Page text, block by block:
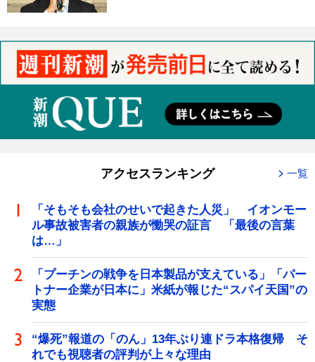
アクセスランキング 一覧
「そもそも会社のせいで起きた人災」 イオンモー
ル事故被害者の親族が慟哭の証言 「最後の言葉
は…」
「プーチンの戦争を日本製品が支えている」「パー
トナー企業が日本に」米紙が報じた“スパイ天国”の
実態
“爆死”報道の「のん」13年ぶり連ドラ本格復帰 そ
れでも視聴者の評判が上々な理由